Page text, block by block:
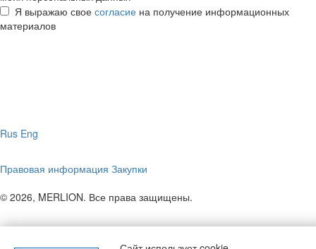
Я выражаю свое согласие на получение информационных
материалов
Rus Eng
Правовая информация Закупки
© 2026, MERLION. Все права защищены.